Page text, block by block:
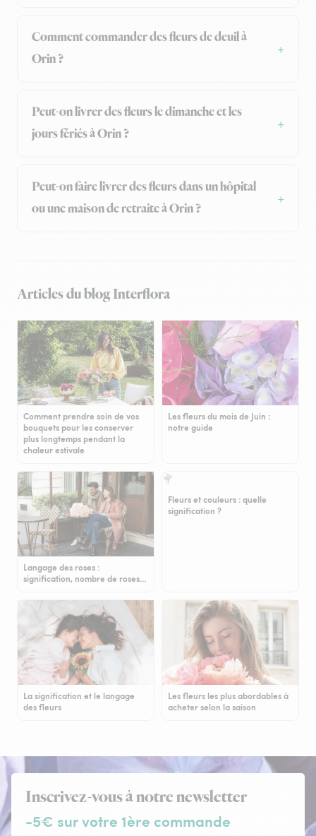
Comment commander des fleurs de deuil à
Orin ?
Peut-on livrer des fleurs le dimanche et les
jours fériés à Orin ?
Peut-on faire livrer des fleurs dans un hôpital
ou une maison de retraite à Orin ?
Articles du blog Interflora
Comment prendre soin de vos
bouquets pour les conserver
plus longtemps pendant la
chaleur estivale
Les fleurs du mois de Juin :
notre guide
Langage des roses :
signification, nombre de roses…
Fleurs et couleurs : quelle
signification ?
La signification et le langage
des fleurs
Les fleurs les plus abordables à
acheter selon la saison
Inscrivez-vous à notre newsletter
-5€ sur votre 1ère commande